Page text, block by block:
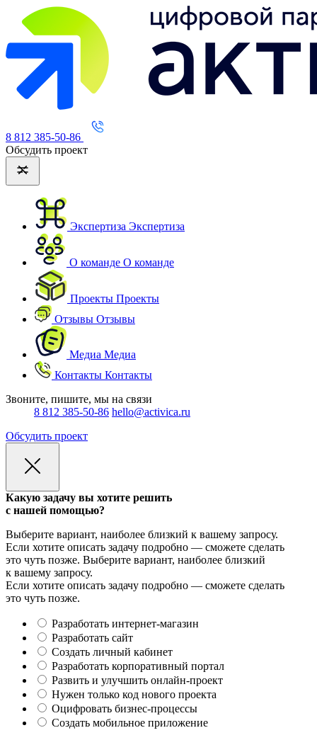
8 812 385-50-86
Обсудить проект
Экспертиза Экспертиза
О команде О команде
Проекты Проекты
Отзывы Отзывы
Медиа Медиа
Контакты Контакты
Звоните, пишите, мы на связи
8 812 385-50-86 hello@activica.ru
Обсудить проект
Какую задачу вы хотите решить
с нашей помощью?
Выберите вариант, наиболее близкий к вашему запросу.
Если хотите описать задачу подробно — сможете сделать
это чуть позже. Выберите вариант, наиболее близкий
к вашему запросу.
Если хотите описать задачу подробно — сможете сделать
это чуть позже.
Разработать интернет-магазин
Разработать сайт
Создать личный кабинет
Разработать корпоративный портал
Развить и улучшить онлайн-проект
Нужен только код нового проекта
Оцифровать бизнес-процессы
Создать мобильное приложение